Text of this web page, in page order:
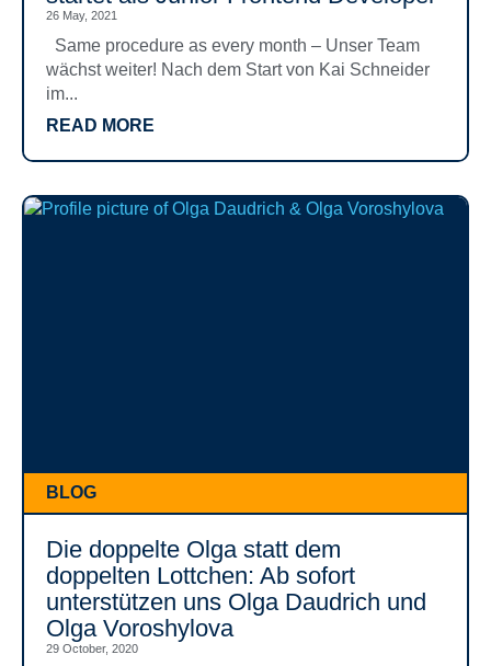
26 May, 2021
Same procedure as every month – Unser Team
wächst weiter! Nach dem Start von Kai Schneider
im...
READ MORE
BLOG
Die doppelte Olga statt dem
doppelten Lottchen: Ab sofort
unterstützen uns Olga Daudrich und
Olga Voroshylova
29 October, 2020